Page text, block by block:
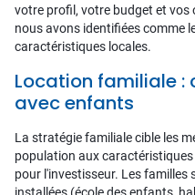
votre profil, votre budget et vos
nous avons identifiées comme
caractéristiques locales.
Location familiale :
avec enfants
La stratégie familiale cible les
population aux
pour l'investisseur. Les familles